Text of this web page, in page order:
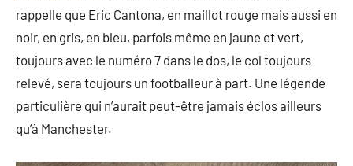
rappelle que Eric Cantona, en maillot rouge mais aussi en
noir, en gris, en bleu, parfois même en jaune et vert,
toujours avec le numéro 7 dans le dos, le col toujours
relevé, sera toujours un footballeur à part. Une légende
particulière qui n’aurait peut-être jamais éclos ailleurs
qu’à Manchester.